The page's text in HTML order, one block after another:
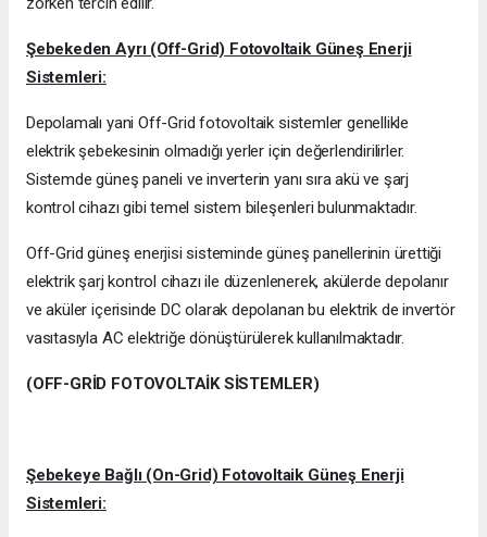
Şebekeden Ayrı (Off-Grid) Fotovoltaik Güneş Enerji
Sistemleri:
Depolamalı yani Off-Grid fotovoltaik sistemler genellikle
elektrik şebekesinin olmadığı yerler için değerlendirilirler.
Sistemde güneş paneli ve inverterin yanı sıra akü ve şarj
kontrol cihazı gibi temel sistem bileşenleri bulunmaktadır.
Off-Grid güneş enerjisi sisteminde güneş panellerinin ürettiği
elektrik şarj kontrol cihazı ile düzenlenerek, akülerde depolanır
ve aküler içerisinde DC olarak depolanan bu elektrik de invertör
vasıtasıyla AC elektriğe dönüştürülerek kullanılmaktadır.
(OFF-GRİD FOTOVOLTAİK SİSTEMLER)
Şebekeye Bağlı (On-Grid) Fotovoltaik Güneş Enerji
Sistemleri: